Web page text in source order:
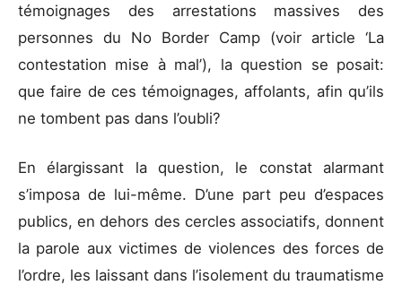
témoignages des arrestations massives des
personnes du No Border Camp (voir article ‘La
contestation mise à mal’), la question se posait:
que faire de ces témoignages, affolants, afin qu’ils
ne tombent pas dans l’oubli?
En élargissant la question, le constat alarmant
s’imposa de lui-même. D’une part peu d’espaces
publics, en dehors des cercles associatifs, donnent
la parole aux victimes de violences des forces de
l’ordre, les laissant dans l’isolement du traumatisme